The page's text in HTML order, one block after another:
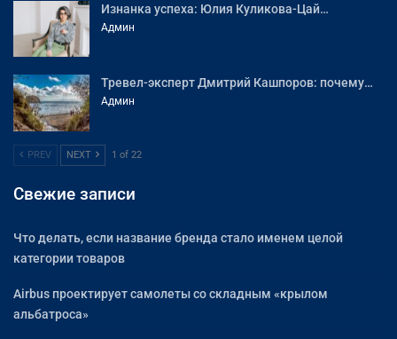
Изнанка успеха: Юлия Куликова-Цай…
Админ
Тревел-эксперт Дмитрий Кашпоров: почему…
Админ
PREV NEXT 1 of 22
Свежие записи
Что делать, если название бренда стало именем целой
категории товаров
Airbus проектирует самолеты со складным «крылом
альбатроса»